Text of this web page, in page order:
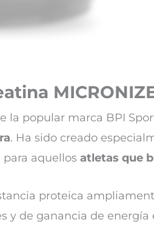
la popular marca BPI
. Ha sido creado
aquellos atletas que
proteica
y de ganancia de